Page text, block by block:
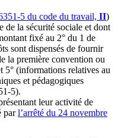
5 du code du travail, II)
de la sécurité sociale et dont
fixé au 2° du 1 de
sont dispensés de fournir
la première convention ou
5° (informations relatives au
et pédagogiques
5).
leur activité de
parl’arrêté du 24 novembre